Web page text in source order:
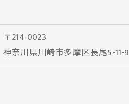
〒214-0023
神奈川県川崎市多摩区長尾5-11-9